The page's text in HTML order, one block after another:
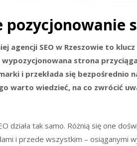
pozycjonowanie
agencji SEO w Rzeszowie to
strona
i przekłada się bezpośrednio
warto wiedzieć, na co zwrócić
działa tak samo. Różnią się one
i przede wszystkim – osiąganymi